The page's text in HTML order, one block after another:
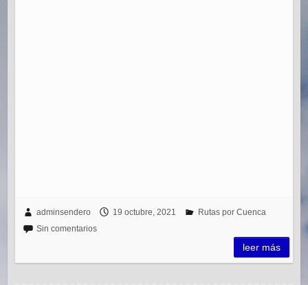
adminsendero 19 octubre, 2021
Rutas por Cuenca
Sin comentarios
leer más